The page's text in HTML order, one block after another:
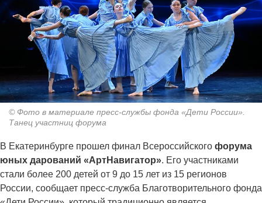
© Фото в материале пресс-службы фонда «Дети России».
Танец участниц форума
В Екатеринбурге прошел финал Всероссийского форума
юных дарований «АртНавигатор». Его участниками
стали более 200 детей от 9 до 15 лет из 15 регионов
России, сообщает пресс-служба Благотворительного фонда